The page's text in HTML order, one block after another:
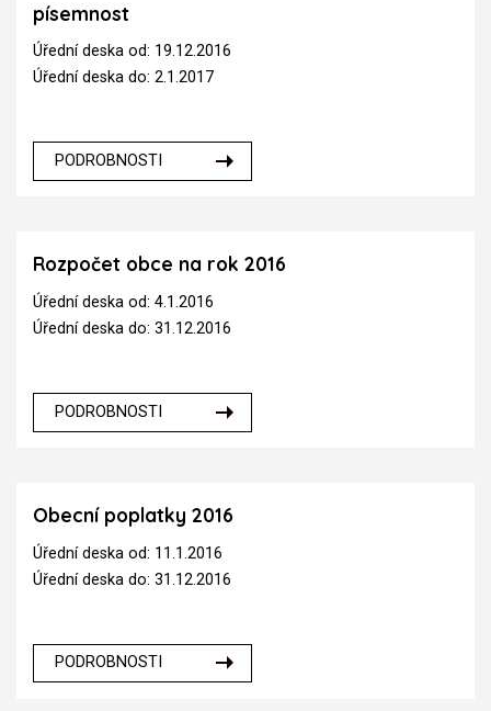
písemnost
Úřední deska od: 19.12.2016
Úřední deska do: 2.1.2017
PODROBNOSTI
Rozpočet obce na rok 2016
Úřední deska od: 4.1.2016
Úřední deska do: 31.12.2016
PODROBNOSTI
Obecní poplatky 2016
Úřední deska od: 11.1.2016
Úřední deska do: 31.12.2016
PODROBNOSTI